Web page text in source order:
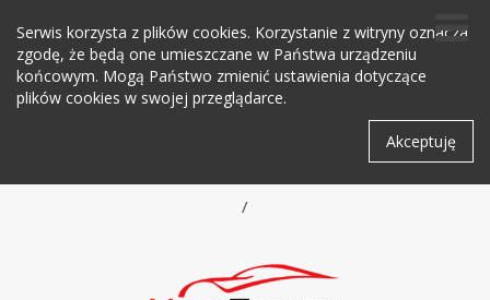
Serwis korzysta z plików cookies. Korzystanie z witryny oznacza
zgodę, że będą one umieszczane w Państwa urządzeniu
końcowym. Mogą Państwo zmienić ustawienia dotyczące
plików cookies w swojej przeglądarce.
Akceptuję
/